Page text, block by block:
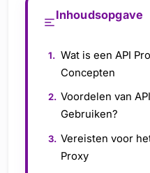
Inhoudsopgave
Wat is een API
Concepten
Voordelen van
Gebruiken?
Vereisten voor
Proxy